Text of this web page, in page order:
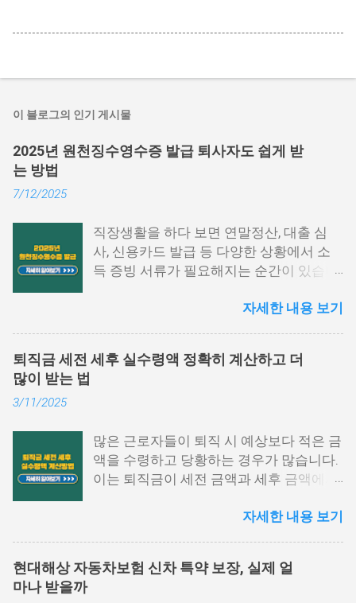
이 블로그의 인기 게시물
2025년 원천징수영수증 발급 퇴사자도 쉽게 받
는 방법
7/12/2025
직장생활을 하다 보면 연말정산, 대출 심
사, 신용카드 발급 등 다양한 상황에서 소
득 증빙 서류가 필요해지는 순간이 있습니
년간의 급여와 세금 납부 내역을 한눈에 확
하는지, 어디에서 발급이 가능한지 막막하
국세청 홈택스에서 발급하는 방법 2. 모바
일 손택스 앱 이용법 3. 회사, 세무서에서도
발급 가능 4. 자주 묻는 질문 5. 맺음말 1.
수영수증 발급방법 중 가장 많이 활용되는
경로는 바로 국세청 홈택스입니다. 인증서
로그인만으로도 간단하게 발급받을 수 있
으며, PC 환경에서 활용도가 높습니다. 아
자세한 내용 보기
퇴직금 세전 세후 실수령액 정확히 계산하고 더
많이 받는 법
3/11/2025
많은 근로자들이 퇴직 시 예상보다 적은 금
액을 수령하고 당황하는 경우가 많습니다.
이는 퇴직금이 세전 금액과 세후 금액에서
세후 실수령액 계산 방법을 정확히 이해하
니다. 이번 글에서는 퇴직금 계산법, 세금
자세한 내용 보기
현대해상 자동차보험 신차 특약 보장, 실제 얼
마나 받을까